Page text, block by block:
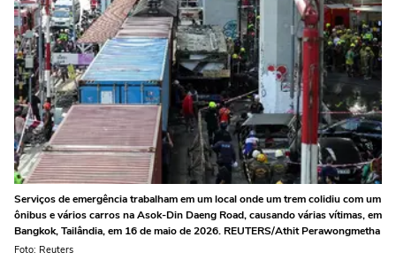
Serviços de emergência trabalham em um local onde um trem colidiu com um
ônibus e vários carros na Asok-Din Daeng Road, causando várias vítimas, em
Bangkok, Tailândia, em 16 de maio de 2026. REUTERS/Athit Perawongmetha
Foto: Reuters